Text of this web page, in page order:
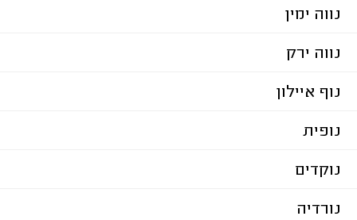
נווה ימין
נווה ירק
נוף איילון
נופית
נוקדים
נורדיה